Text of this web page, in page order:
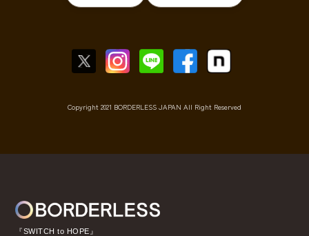
Copyright 2021 BORDERLESS JAPAN All Right Reserved
『SWITCH to HOPE』